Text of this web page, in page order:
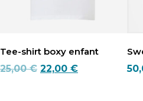
Tee-shirt boxy enfant
25,00€ Le
22,00 €Le